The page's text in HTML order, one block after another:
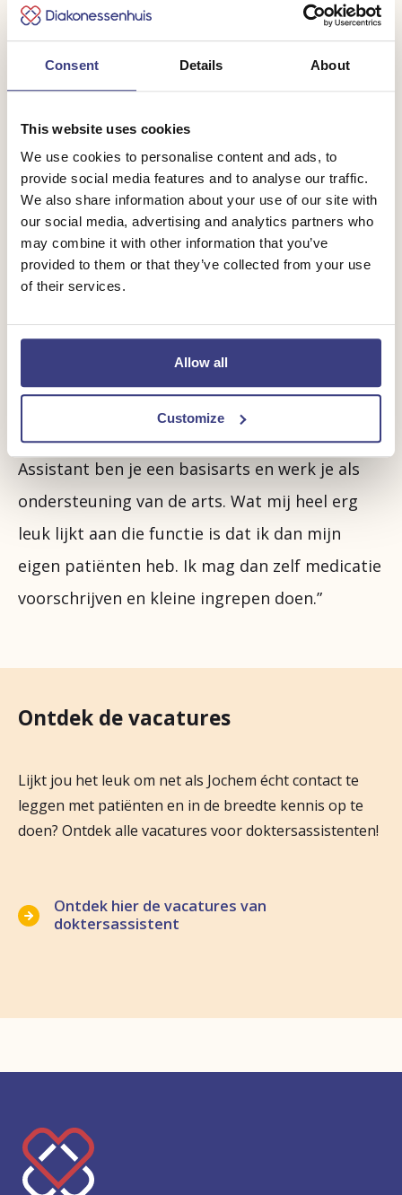
Consent Details About
This website uses cookies
We use cookies to personalise content and ads, to
provide social media features and to analyse our traffic.
We also share information about your use of our site with
our social media, advertising and analytics partners who
may combine it with other information that you’ve
provided to them or that they’ve collected from your use
of their services.
Allow all
Customize
Doorgroeimogelijkheden
Als opleidingsziekenhuis biedt het
Diakonessenhuis verschillende opleidingen
aan. Ook Jochem heeft de ambitie om door te
“Ik wil in september beginnen met m’n
bachelor opleiding Verpleegkunde. Zodra ik
mijn diploma daar voor heb gehaald, wil ik
beginnen als Physician Assistant. Als Physician
Assistant ben je een basisarts en werk je als
ondersteuning van de arts. Wat mij heel erg
leuk lijkt aan die functie is dat ik dan mijn
eigen patiënten heb. Ik mag dan zelf medicatie
voorschrijven en kleine ingrepen doen.”
Ontdek de vacatures
Lijkt jou het leuk om net als Jochem écht contact te
leggen met patiënten en in de breedte kennis op te
doen? Ontdek alle vacatures voor doktersassistenten!
Ontdek hier de vacatures van
doktersassistent
Keer
terug